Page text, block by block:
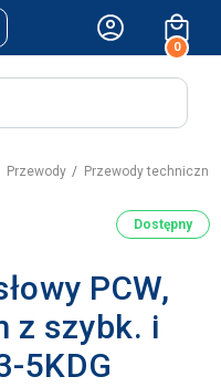
0
Przewody Przewody techniczne
Dostępny
PCW,
z szybk. i
5KDG